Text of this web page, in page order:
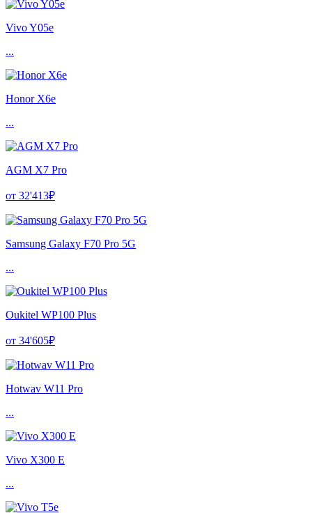
Vivo Y05e
...
Honor X6e
...
AGM X7 Pro
от 32'413₽
Samsung Galaxy F70 Pro 5G
...
Oukitel WP100 Plus
от 34'605₽
Hotwav W11 Pro
...
Vivo X300 E
...